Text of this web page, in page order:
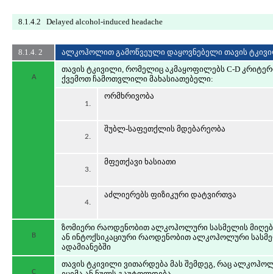
8.1.4.2 Delayed alcohol-induced headache
8.1.4. 2 ალკოჰოლით გამოწვეული დაყოვნებელი თავის
A
თავის ტკივილი, რომელიც აკმაყოფილებს C-D
ქვემოთ ჩამოთვლილი მახასიათებელი:
1.
ორმხრივობა
2.
შუბლ-საფეთქლის მდებარეობა
3.
მფეთქავი ხასიათი
4.
აძლიერებს ფიზიკური დატვირთვა
B
ზომიერი რაოდენობით ალკოჰოლური სასმელის
ან ინტოქსიკაციური რაოდენობით ალკოჰოლური
ადამიანებში
C
თავის ტკივილი ვითარდება მას შემდეგ, რაც